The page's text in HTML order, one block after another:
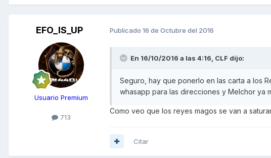
EFO_IS_UP
Usuario Premium
713
Publicado 16 de Octubre del 2016
En 16/10/2016 a las 4:16, CLF dijo:
Seguro, hay que ponerlo en las carta a los
whasapp para las direcciones y Melchor ya
Como veo que los reyes magos se van a
Citar